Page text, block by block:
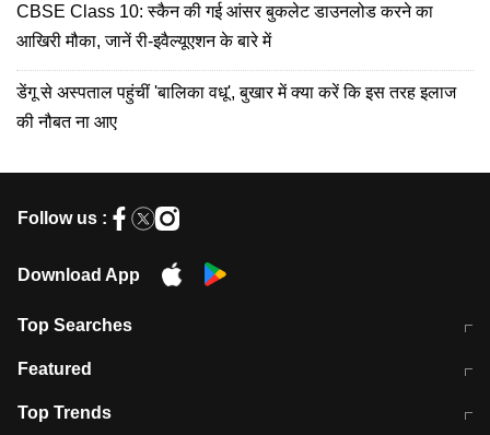
CBSE Class 10: स्कैन की गई आंसर बुकलेट डाउनलोड करने का
आखिरी मौका, जानें री-इवैल्यूएशन के बारे में
डेंगू से अस्पताल पहुंचीं 'बालिका वधू', बुखार में क्या करें कि इस तरह इलाज
की नौबत ना आए
Follow us :
Download App
Top Searches
मुंबई में लगे 'जेन जी' के पोस्टर, लिखा- 'मैं
Featured
10 अगस्त को विधानसभा का घेराव करेंगे
Top Trends